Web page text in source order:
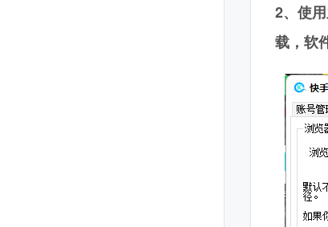
2、使
载，软